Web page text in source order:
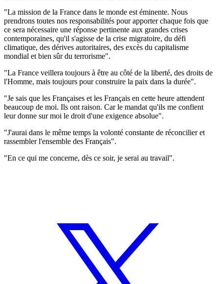
"La mission de la France dans le monde est éminente. Nous
prendrons toutes nos responsabilités pour apporter chaque fois que
ce sera nécessaire une réponse pertinente aux grandes crises
contemporaines, qu'il s'agisse de la crise migratoire, du défi
climatique, des dérives autoritaires, des excès du capitalisme
mondial et bien sûr du terrorisme".
"La France veillera toujours à être au côté de la liberté, des droits de
l'Homme, mais toujours pour construire la paix dans la durée".
"Je sais que les Françaises et les Français en cette heure attendent
beaucoup de moi. Ils ont raison. Car le mandat qu'ils me confient
leur donne sur moi le droit d'une exigence absolue".
"J'aurai dans le même temps la volonté constante de réconcilier et
rassembler l'ensemble des Français".
"En ce qui me concerne, dès ce soir, je serai au travail".